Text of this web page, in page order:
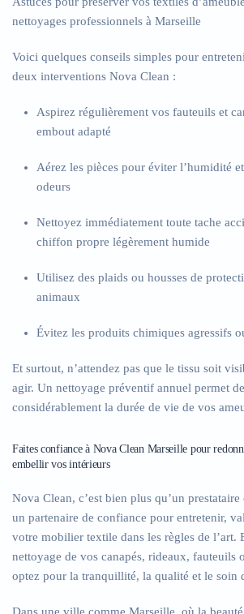
nettoyages professionnels à Marseille
Voici quelques conseils simples pour
deux interventions Nova Clean :
Aspirez régulièrement vos fauteuils et
embout adapté
Aérez les pièces pour éviter l’humidité
odeurs
Nettoyez immédiatement toute tache
chiffon propre légèrement humide
Utilisez des plaids ou housses de
animaux
Évitez les produits chimiques agressifs
Et surtout, n’attendez pas que le tissu soit
agir. Un nettoyage préventif annuel permet
considérablement la durée de vie de vos
Faites confiance à Nova Clean Marseille pour
embellir vos intérieurs
Nova Clean, c’est bien plus qu’un prestataire
un partenaire de confiance pour entretenir,
votre mobilier textile dans les règles de l’art.
nettoyage de vos canapés, rideaux, fauteuils
optez pour la tranquillité, la qualité et le soin